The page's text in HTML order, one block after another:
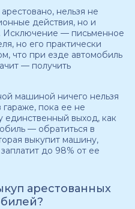
нельзя не
действия, но и
Исключение — письменное
но его практически
что при езде автомобиль
— получить
машиной ничего нельзя
гараже, пока ее не
единственный выход, как
— обратиться в
выкупит машину,
до 98% от ее
арестованных